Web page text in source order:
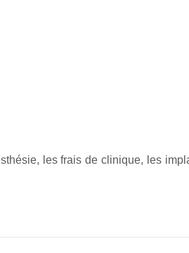
les frais de clinique, les